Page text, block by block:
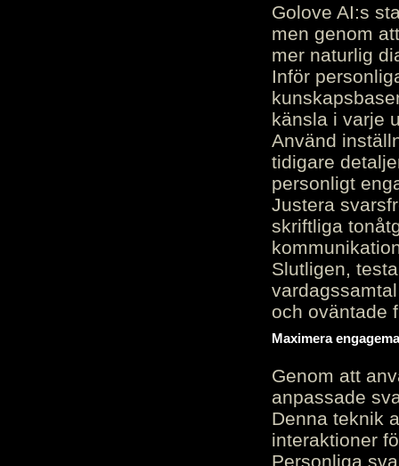
Golove AI:s
men genom
mer naturlig
Inför
känsla i varje
Använd
tidigare
personligt
Justera
skriftliga
Slutligen,
och oväntade
Maximera
Genom att
anpassade
Denna teknik
interaktioner
Personliga